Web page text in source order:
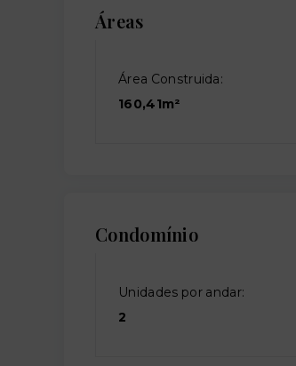
Áreas
Área Construida:
160,41m²
Condomínio
Unidades por andar:
2